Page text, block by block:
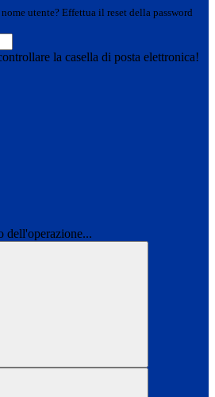
utente? Effettua il reset della password
la casella di posta elettronica!
dell'operazione...